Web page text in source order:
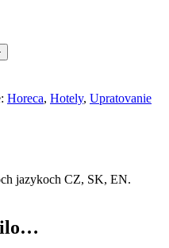
Horeca, Hotely, Upratovanie
jazykoch CZ, SK, EN.